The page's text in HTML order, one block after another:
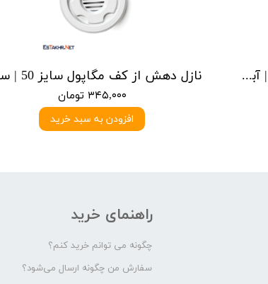
۳۴۵,۰۰۰ تومان
افزودن به سبد خرید
کفشور آنتی ورتکس مگاپول 5 اینچ | آبی یا سرمه ای
راهنمای خرید
چگونه می توانم خرید کنم؟
سفارش من چگونه ارسال می‌شود؟